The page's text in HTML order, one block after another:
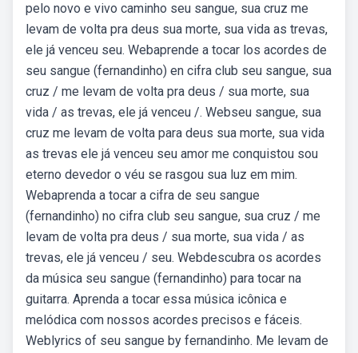
pelo novo e vivo caminho seu sangue, sua cruz me
levam de volta pra deus sua morte, sua vida as trevas,
ele já venceu seu. Webaprende a tocar los acordes de
seu sangue (fernandinho) en cifra club seu sangue, sua
cruz / me levam de volta pra deus / sua morte, sua
vida / as trevas, ele já venceu /. Webseu sangue, sua
cruz me levam de volta para deus sua morte, sua vida
as trevas ele já venceu seu amor me conquistou sou
eterno devedor o véu se rasgou sua luz em mim.
Webaprenda a tocar a cifra de seu sangue
(fernandinho) no cifra club seu sangue, sua cruz / me
levam de volta pra deus / sua morte, sua vida / as
trevas, ele já venceu / seu. Webdescubra os acordes
da música seu sangue (fernandinho) para tocar na
guitarra. Aprenda a tocar essa música icônica e
melódica com nossos acordes precisos e fáceis.
Weblyrics of seu sangue by fernandinho. Me levam de